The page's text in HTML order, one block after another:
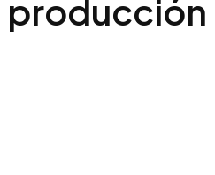
producción